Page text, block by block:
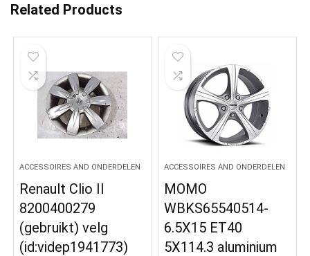
Related Products
ACCESSOIRES AND ONDERDELEN
Renault Clio II
8200400279
(gebruikt) velg
(id:videp1941773)
ACCESSOIRES AND ONDERDELEN
MOMO
WBKS65540514-
6.5X15 ET40
5X114.3 aluminium